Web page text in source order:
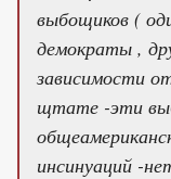
выбощиков (
демократы ,
зависимости
щтате -эти
инсинуаций -